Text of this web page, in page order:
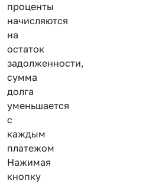
проценты
начисляются
на
остаток
задолженности,
сумма
долга
уменьшается
с
каждым
платежом
Нажимая
кнопку